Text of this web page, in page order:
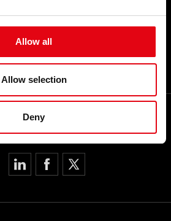
Allow all
Allow selection
Deny
GLOSSAIRE